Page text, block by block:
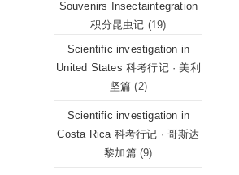
Souvenirs Insectaintegration
积分昆虫记 (19)
Scientific investigation in
United States 科考行记 · 美利
坚篇 (2)
Scientific investigation in
Costa Rica 科考行记 · 哥斯达
黎加篇 (9)